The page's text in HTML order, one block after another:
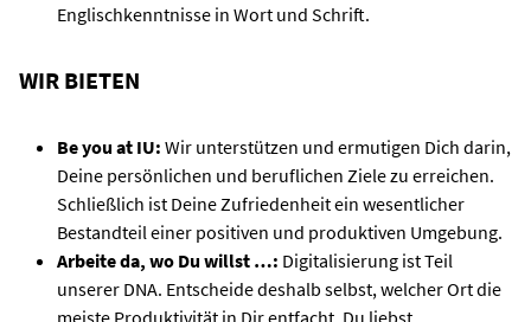
Englischkenntnisse in Wort und Schrift.
WIR BIETEN
Be you at IU: Wir unterstützen und ermutigen Dich darin,
Deine persönlichen und beruflichen Ziele zu erreichen.
Schließlich ist Deine Zufriedenheit ein wesentlicher
Bestandteil einer positiven und produktiven Umgebung.
Arbeite da, wo Du willst …: Digitalisierung ist Teil
unserer DNA. Entscheide deshalb selbst, welcher Ort die
meiste Produktivität in Dir entfacht. Du liebst